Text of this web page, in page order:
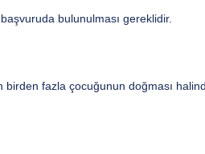
bulunulması gereklidir.
fazla çocuğunun doğması